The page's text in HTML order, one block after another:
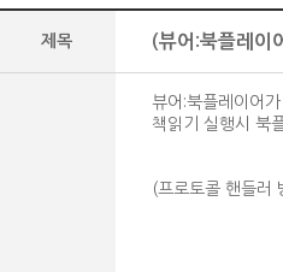
제목 (뷰어:북플레이
뷰어:북플레이어
책읽기 실행시 북
(프로토콜 핸들러